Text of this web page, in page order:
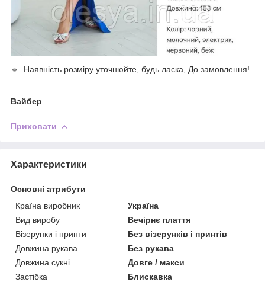
🔹 Наявність розміру уточнюйте, будь ласка, До замовлення!
Вайбер
Приховати
Характеристики
Основні атрибути
Країна виробник
Україна
Вид виробу
Вечірнє плаття
Візерунки і принти
Без візерунків і принтів
Довжина рукава
Без рукава
Довжина сукні
Довге / макси
Застібка
Блискавка